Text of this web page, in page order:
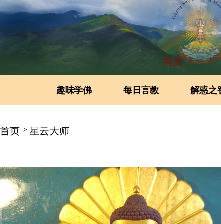
首页
趣味学佛 每日言教 解惑之
首页 > 星云大师